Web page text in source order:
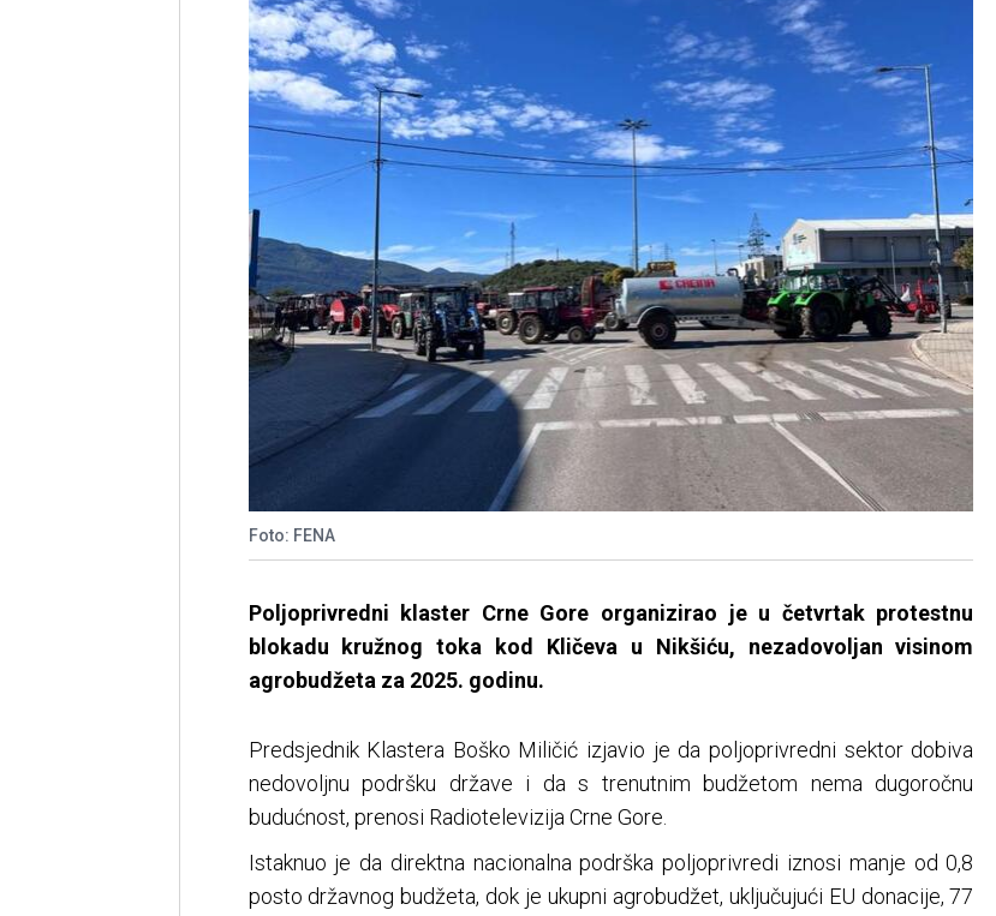
Foto: FENA
Poljoprivredni klaster Crne Gore organizirao je u četvrtak protestnu
blokadu kružnog toka kod Kličeva u Nikšiću, nezadovoljan visinom
agrobudžeta za 2025. godinu.
Predsjednik Klastera Boško Miličić izjavio je da poljoprivredni sektor dobiva
nedovoljnu podršku države i da s trenutnim budžetom nema dugoročnu
budućnost, prenosi Radiotelevizija Crne Gore.
Istaknuo je da direktna nacionalna podrška poljoprivredi iznosi manje od 0,8
posto državnog budžeta, dok je ukupni agrobudžet, uključujući EU donacije, 77